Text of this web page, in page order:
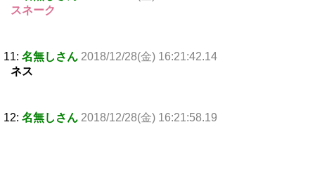
スネーク
11: 名無しさん 2018/12/28(金) 16:21:42.14
ネス
12: 名無しさん 2018/12/28(金) 16:21:58.19